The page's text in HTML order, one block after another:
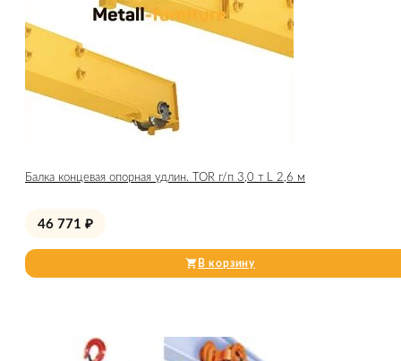
Балка концевая опорная удлин. TOR г/п 3,0 т L 2,6 м
46 771 ₽
В корзину